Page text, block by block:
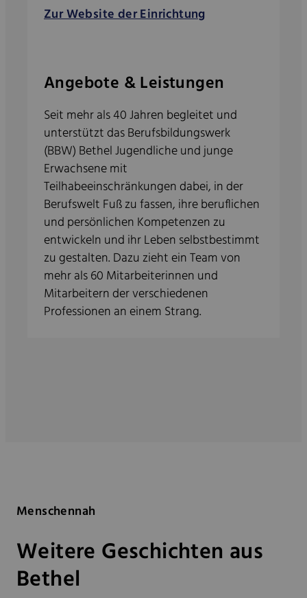
Zur Website der Einrichtung
Angebote & Leistungen
Seit mehr als 40 Jahren begleitet und
unterstützt das Berufsbildungswerk
(BBW) Bethel Jugendliche und junge
Erwachsene mit
Teilhabeeinschränkungen dabei, in der
Berufswelt Fuß zu fassen, ihre beruflichen
und persönlichen Kompetenzen zu
entwickeln und ihr Leben selbstbestimmt
zu gestalten. Dazu zieht ein Team von
mehr als 60 Mitarbeiterinnen und
Mitarbeitern der verschiedenen
Professionen an einem Strang.
Menschennah
Weitere Geschichten aus
Bethel